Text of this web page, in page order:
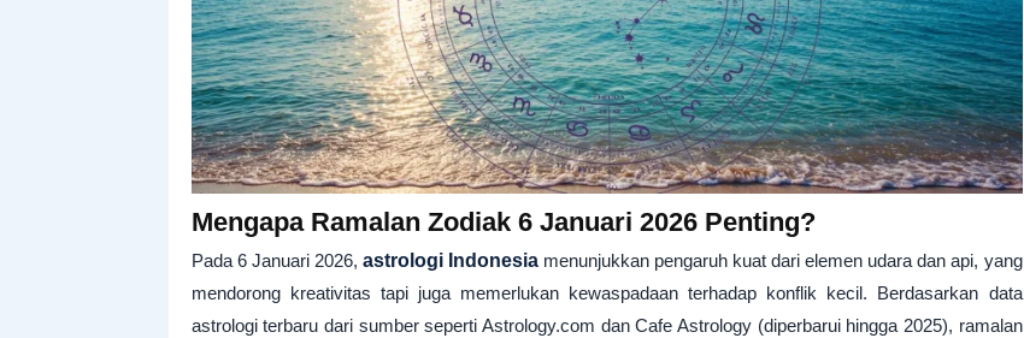
Mengapa Ramalan Zodiak 6 Januari 2026 Penting?
Pada 6 Januari 2026, astrologi Indonesiamenunjukkan pengaruh kuat dari elemen udara dan api, yang
mendorong kreativitas tapi juga memerlukan kewaspadaan terhadap konflik kecil. Berdasarkan data
astrologi terbaru dari sumber seperti Astrology.com dan Cafe Astrology (diperbarui hingga 2025), ramalan